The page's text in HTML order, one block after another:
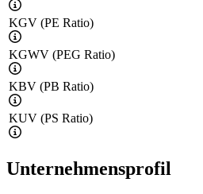
KGV (PE Ratio)
KGWV (PEG Ratio)
KBV (PB Ratio)
KUV (PS Ratio)
Unternehmensprofil